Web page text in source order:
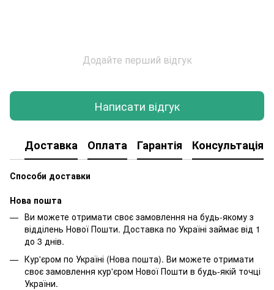
Додайте перший відгук
Написати відгук
Доставка Оплата Гарантія Консультація
Способи доставки
Нова пошта
Ви можете отримати своє замовлення на будь-якому з
відділень Нової Пошти. Доставка по Україні займає від 1
до 3 днів.
Кур'єром по Україні (Нова пошта). Ви можете отримати
своє замовлення кур'єром Нової Пошти в будь-якій точці
України.